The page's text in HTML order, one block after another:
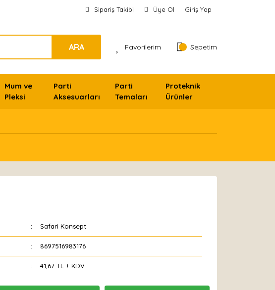
Sipariş Takibi Üye Ol Giriş Yap
ARA Favorilerim Sepetim
Mum ve
Pleksi
Parti
Aksesuarları
Parti
Temaları
Proteknik
Ürünler
Safari Konsept
8697516983176
41,67 TL + KDV